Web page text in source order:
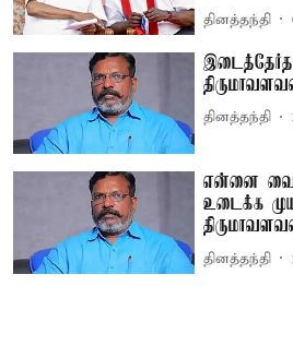
தினத்தந்தி
தினத்தந்தி
என்னை
உடைக்க
தினத்தந்தி